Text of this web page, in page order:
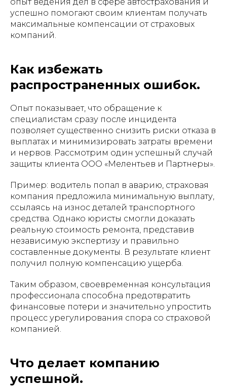
успешно помогают своим клиентам получать
максимальные компенсации от страховых
компаний.
Как избежать
распространенных ошибок.
Опыт показывает, что обращение к
специалистам сразу после инцидента
позволяет существенно снизить риски отказа в
выплатах и минимизировать затраты времени
и нервов. Рассмотрим один успешный случай
защиты клиента ООО «Мелентьев и Партнеры».
Пример: водитель попал в аварию, страховая
компания предложила минимальную выплату,
ссылаясь на износ деталей транспортного
средства. Однако юристы смогли доказать
реальную стоимость ремонта, представив
независимую экспертизу и правильно
составленные документы. В результате клиент
получил полную компенсацию ущерба.
Таким образом, своевременная консультация
профессионала способна предотвратить
финансовые потери и значительно упростить
процесс урегулирования спора со страховой
компанией.
Что делает компанию
успешной.